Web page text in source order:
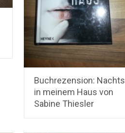
Buchrezension: Nachts
in meinem Haus von
Sabine Thiesler